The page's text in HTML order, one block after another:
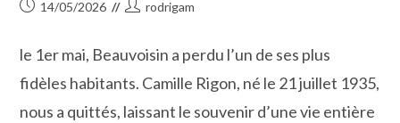
Publication
14/05/2026
Auteur/autrice
publication :
rodrigam
le 1er mai, Beauvoisin a perdu l’un de ses plus
fidèles habitants. Camille Rigon, né le 21 juillet 1935,
nous a quittés, laissant le souvenir d’une vie entière